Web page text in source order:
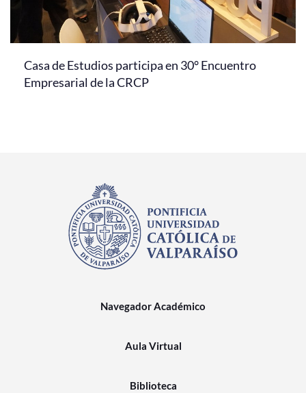
Casa de Estudios participa en 30° Encuentro
Empresarial de la CRCP
Navegador Académico
Aula Virtual
Biblioteca